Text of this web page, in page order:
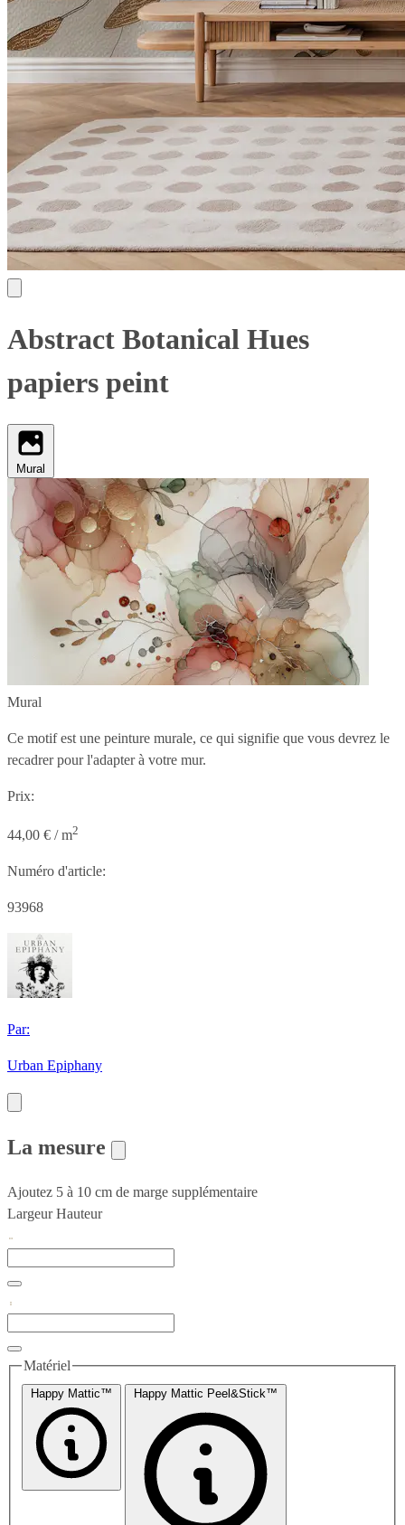
Abstract Botanical Hues
papiers peint
Mural
Mural
Ce motif est une peinture murale, ce qui signifie que vous devrez le
recadrer pour l'adapter à votre mur.
Prix:
44,00 € / m2
Numéro d'article:
93968
Par:
Urban Epiphany
La mesure
Ajoutez 5 à 10 cm de marge supplémentaire
Largeur Hauteur
Matériel
Happy Mattic™ Happy Mattic Peel&Stick™